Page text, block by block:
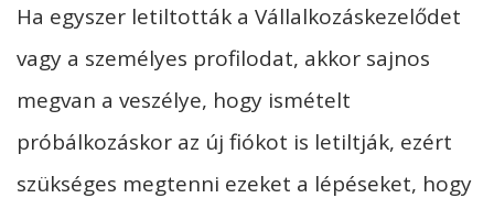
Ha egyszer letiltották a Vállalkozáskezelődet
vagy a személyes profilodat, akkor sajnos
megvan a veszélye, hogy ismételt
próbálkozáskor az új fiókot is letiltják, ezért
szükséges megtenni ezeket a lépéseket, hogy